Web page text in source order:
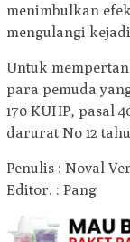
menimbulkan
mengulangi
Untuk
para pemuda
170 KUHP, pasal
darurat No 12
Penulis : Noval
Editor. : Pang